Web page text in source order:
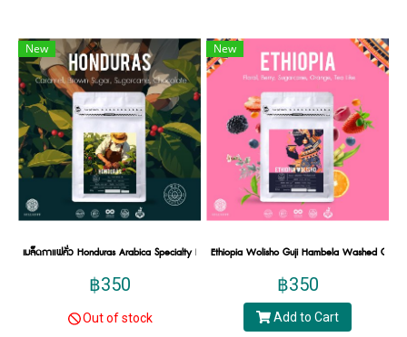
หลายแบบ และใส่ใจสิ่งแวดล้อม ซึ่งหลายคนคง
สงสัยว่า specialty coffee คือกาแฟอะไร? แล้ว
พิเศษที่ว่ามาจากอะไร หาคำตอบได้กับเราที่นี่
เมล็ดกาแฟ specialty coffee คืออะไร?
กาแฟ specialty คือ กาแฟที่ผ่านการคัดสรรที่ดีที่สุด
ด้วยการคัดด้วยมือ หรือ Hand picked ทีละเมล็ดให้
ได้ขนาดเท่ากัน เพื่อให้คุณภาพของน้ำกาแฟที่สกัด
มาตรฐานจากผู้เชี่ยวชาญทางกาแฟ ซึ่งต้นกำเนิด
เมล็ดกาแฟ specialty coffee เริ่มมาจากประเทศ
สหรัฐอเมริกา ต้องบอกว่าในอดีตกาแฟเป็นที่นิยม
สูงมาก เมื่อเป็นเครื่องดื่มยอดฮิตก็ทำให้กาแฟที่
New
เมล็ดกาแฟคั่ว Honduras Arabica Specialty Roasted เมล็ดกาแฟอราบิก้าสเปเชียลตี้ ฮอนดูรัส
฿350
Out of stock
New
Ethiopia Wolisho Guji Hambela Washed G2
฿350
Add to Cart